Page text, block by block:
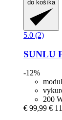
do košíka
5.0 (2)
SUNLU
-12%
200
€ 99,99 €